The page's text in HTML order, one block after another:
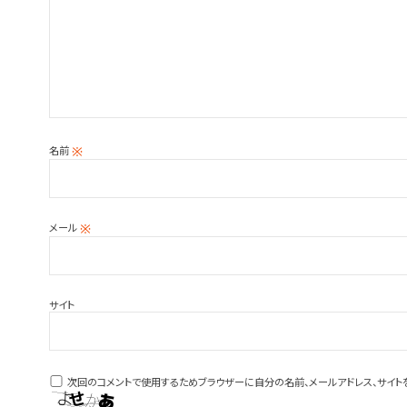
名前※
メール※
サイト
次回のコメントで使用するためブラウザーに自分の名前、メールアドレス、サイト